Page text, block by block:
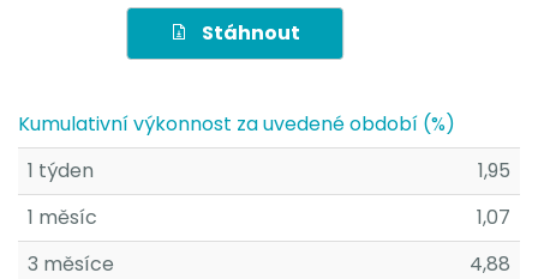
Stáhnout
Kumulativní výkonnost za uvedené období (%)
1 týden
1,95
1 měsíc
1,07
3 měsíce
4,88